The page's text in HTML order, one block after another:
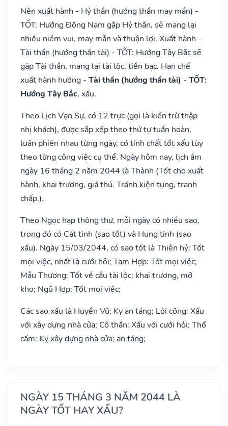
Nên xuất hành - Hỷ thần (hướng thần may mắn) -
TỐT: Hướng Đông Nam gặp Hỷ thần, sẽ mang lại
nhiều niềm vui, may mắn và thuận lợi. Xuất hành -
Tài thần (hướng thần tài) - TỐT: Hướng Tây Bắc sẽ
gặp Tài thần, mang lại tài lộc, tiền bạc. Hạn chế
xuất hành hướng - Tài thần (hướng thần tài) - TỐT:
Hướng Tây Bắc, xấu.
Theo Lịch Vạn Sự, có 12 trực (gọi là kiến trừ thập
nhị khách), được sắp xếp theo thứ tự tuần hoàn,
luân phiên nhau từng ngày, có tính chất tốt xấu tùy
theo từng công việc cụ thể. Ngày hôm nay, lịch âm
ngày 16 tháng 2 năm 2044 là Thành (Tốt cho xuất
hành, khai trương, giá thú. Tránh kiện tụng, tranh
chấp.).
Theo Ngọc hạp thông thư, mỗi ngày có nhiều sao,
trong đó có Cát tinh (sao tốt) và Hung tinh (sao
xấu). Ngày 15/03/2044, có sao tốt là Thiên hỷ: Tốt
mọi việc, nhất là cưới hỏi; Tam Hợp: Tốt mọi việc;
Mẫu Thương: Tốt về cầu tài lộc; khai trương, mở
kho; Ngũ Hợp: Tốt mọi việc;
Các sao xấu là Huyền Vũ: Kỵ an táng; Lôi công: Xấu
với xây dựng nhà cửa; Cô thần: Xấu với cưới hỏi; Thổ
cẩm: Kỵ xây dựng nhà cửa; an táng;
NGÀY 15 THÁNG 3 NĂM 2044 LÀ
NGÀY TỐT HAY XẤU?